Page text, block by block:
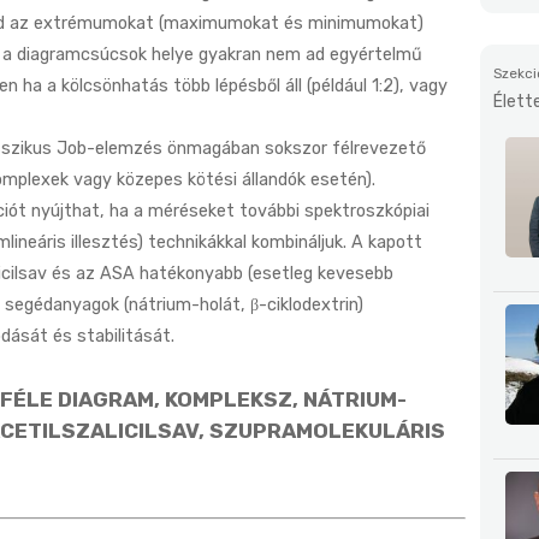
extrémumokat (maximumokat és minimumokat)
diagramcsúcsok helye gyakran nem ad egyértelmű
ha a kölcsönhatás több lépésből áll (például 1:2), vagy
Job-elemzés önmagában sokszor félrevezető
vagy közepes kötési állandók esetén).
nyújthat, ha a méréseket további spektroszkópiai
illesztés) technikákkal kombináljuk. A kapott
és az ASA hatékonyabb (esetleg kevesebb
(nátrium-holát, β-ciklodextrin)
és stabilitását.
DIAGRAM, KOMPLEKSZ, NÁTRIUM-
SZUPRAMOLEKULÁRIS